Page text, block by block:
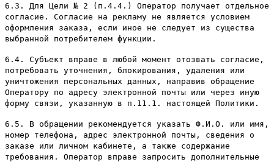
6.3. Для Цели № 2 (п.4.4.) Оператор получает отдельное
согласие. Согласие на рекламу не является условием
оформления заказа, если иное не следует из существа
выбранной потребителем функции.
6.4. Субъект вправе в любой момент отозвать согласие,
потребовать уточнения, блокирования, удаления или
уничтожения персональных данных, направив обращение
Оператору по адресу электронной почты или через иную
форму связи, указанную в п.11.1. настоящей Политики.
6.5. В обращении рекомендуется указать Ф.И.О. или имя,
номер телефона, адрес электронной почты, сведения о
заказе или личном кабинете, а также содержание
требования. Оператор вправе запросить дополнительные